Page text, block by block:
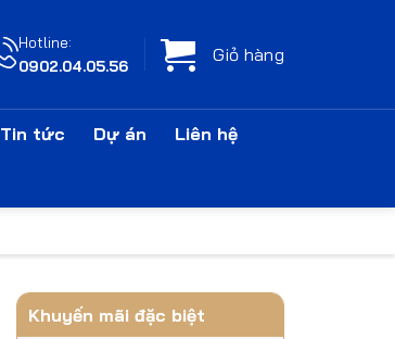
Hotline:
0902.04.05.56
Giỏ hàng
Tin tức Dự án Liên hệ
Khuyến mãi đặc biệt